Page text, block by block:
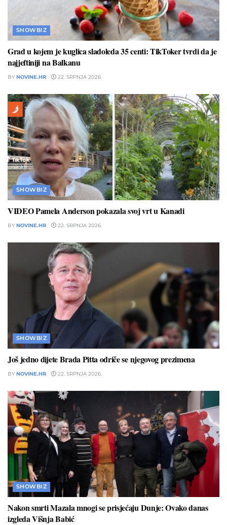
SHOWBIZ
Grad u kojem je kuglica sladoleda 35 centi: TikToker tvrdi da je
najjeftiniji na Balkanu
BY NOVINE.HR 22. SRPNJA 2026.
SHOWBIZ
VIDEO Pamela Anderson pokazala svoj vrt u Kanadi
BY NOVINE.HR 22. SRPNJA 2026.
SHOWBIZ
Još jedno dijete Brada Pitta odriče se njegovog prezimena
BY NOVINE.HR 22. SRPNJA 2026.
SHOWBIZ
Nakon smrti Mazala mnogi se prisjećaju Dunje: Ovako danas
izgleda Višnja Babić